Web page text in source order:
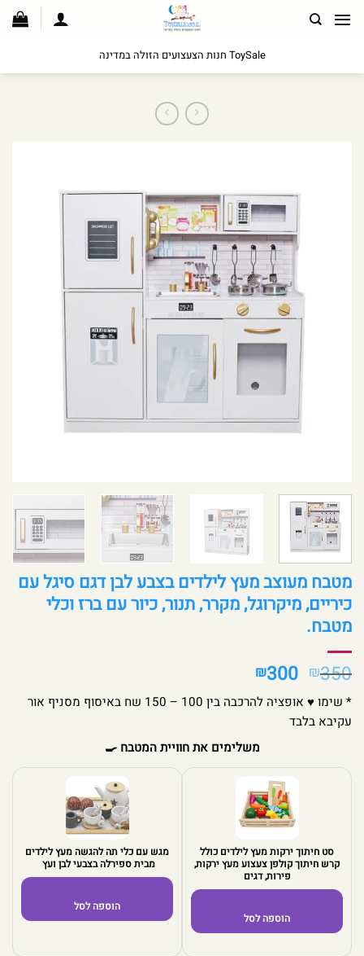
לתוכן
ToySale חנות הצעצועים הזולה במדינה
מטבח מעוצב מעץ לילדים בצבע לבן דגם סיגל עם
כיריים, מיקרוגל, מקרר, תנור, כיור עם ברז וכלי
מטבח.
₪350 המחיר
המקורי
היה:
₪350.
₪300 המחיר
הוא:
* שימו ♥ אופציה להרכבה בין 100 – 150 שח באיסוף מסניף אור
עקיבא בלבד
משלימים את חוויית המטבח 🍳
סט חיתוך ירקות מעץ לילדים כולל
קרש חיתוך קולפן צעצוע מעץ ירקות,
פירות, דגים
הוספה לסל
מגש עם כלי תה להגשה מעץ לילדים
מבית ספירלה בצבעי לבן ועץ
הוספה לסל